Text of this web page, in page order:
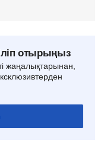
отырыңыз
жаңалықтарынан,